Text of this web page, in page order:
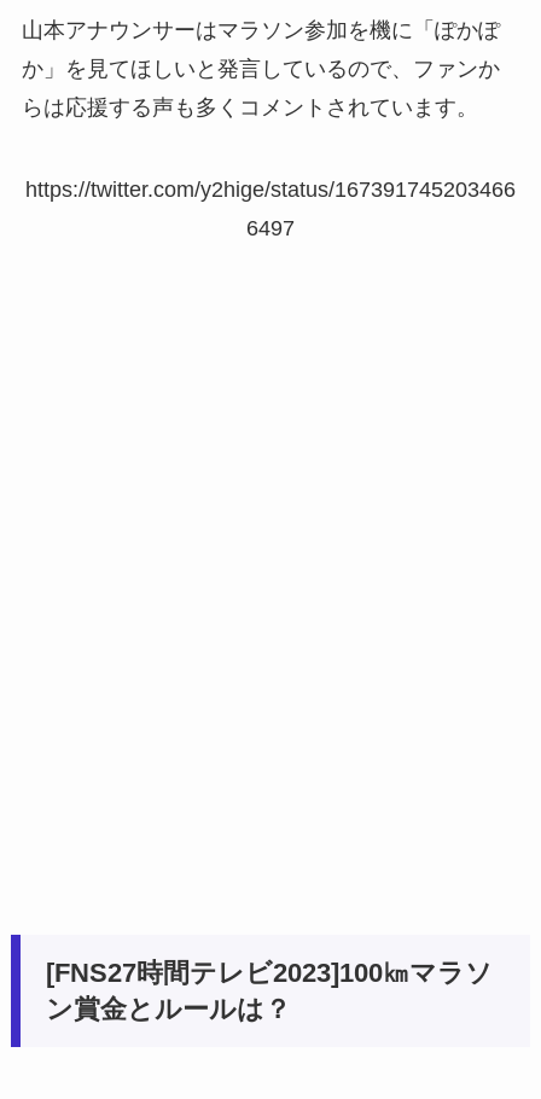
山本アナウンサーはマラソン参加を機に「ぽかぽ
か」を見てほしいと発言しているので、ファンか
らは応援する声も多くコメントされています。
https://twitter.com/y2hige/status/167391745203466
6497
[FNS27時間テレビ2023]100㎞マラソ
ン賞金とルールは？